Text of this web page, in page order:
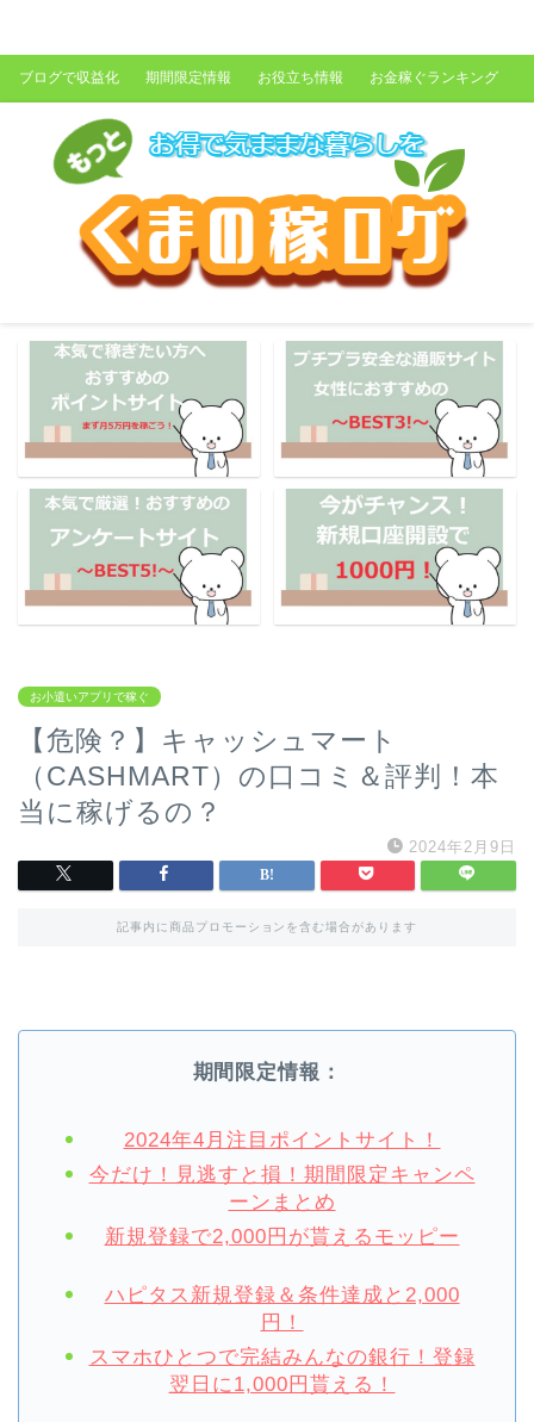
ブログで収益化 期間限定情報 お役立ち情報 お金稼ぐランキング
お小遣いアプリで稼ぐ
【危険？】キャッシュマート
（CASHMART）の口コミ＆評判！本
当に稼げるの？
2024年2月9日
記事内に商品プロモーションを含む場合があります
期間限定情報：
2024年4月注目ポイントサイト！
今だけ！見逃すと損！期間限定キャンペ
ーンまとめ
新規登録で2,000円が貰えるモッピー
ハピタス新規登録＆条件達成と2,000
円！
スマホひとつで完結みんなの銀行！登録
翌日に1,000円貰える！